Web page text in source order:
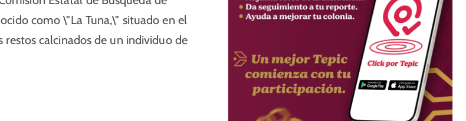
como \"La Tuna,\" situado en el
calcinados de un individuo de